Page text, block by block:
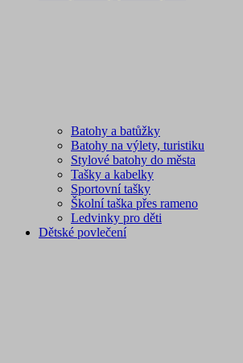
Batohy a batůžky
Batohy na výlety, turistiku
Stylové batohy do města
Tašky a kabelky
Sportovní tašky
Školní taška přes rameno
Ledvinky pro děti
Dětské povlečení